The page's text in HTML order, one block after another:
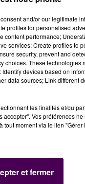
and/or our legitimate
profiles for personalised
performance;
services; Create profiles to
security, prevent and
choices. These technologies
devices based on
data sources; Link different
les finalités et/ou
Vos préférences
tout moment via le lien
et fermer